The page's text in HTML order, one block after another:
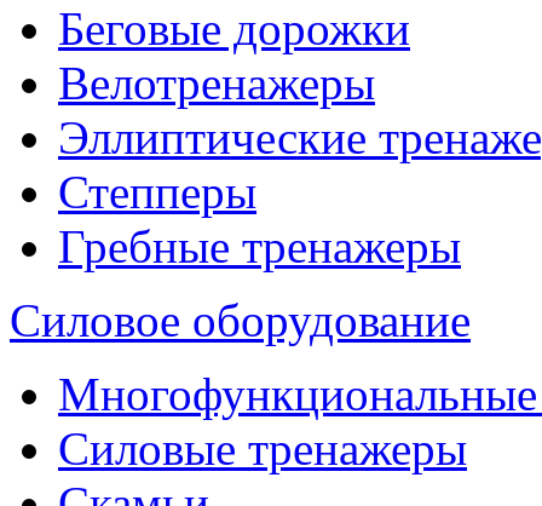
Беговые дорожки
Велотренажеры
Эллиптические
Степперы
Гребные тренажеры
Силовое оборудование
Силовые тренажеры